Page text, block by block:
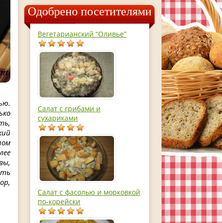
Одобрено посетителями
Вегетарианский “Оливье”
Салат с грибами и
сухариками
Салат с фасолью и морковкой
по-корейски